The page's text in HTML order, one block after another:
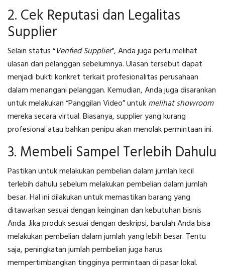
2. Cek Reputasi dan Legalitas
Supplier
Selain status “Verified Supplier”, Anda juga perlu melihat
ulasan dari pelanggan sebelumnya. Ulasan tersebut dapat
menjadi bukti konkret terkait profesionalitas perusahaan
dalam menangani pelanggan. Kemudian, Anda juga disarankan
untuk melakukan “Panggilan Video” untukmelihat showroom
mereka secara virtual. Biasanya, supplier yang kurang
profesional atau bahkan penipu akan menolak permintaan ini.
3. Membeli Sampel Terlebih Dahulu
Pastikan untuk melakukan pembelian dalam jumlah kecil
terlebih dahulu sebelum melakukan pembelian dalam jumlah
besar. Hal ini dilakukan untuk memastikan barang yang
ditawarkan sesuai dengan keinginan dan kebutuhan bisnis
Anda. Jika produk sesuai dengan deskripsi, barulah Anda bisa
melakukan pembelian dalam jumlah yang lebih besar. Tentu
saja, peningkatan jumlah pembelian juga harus
mempertimbangkan tingginya permintaan di pasar lokal.